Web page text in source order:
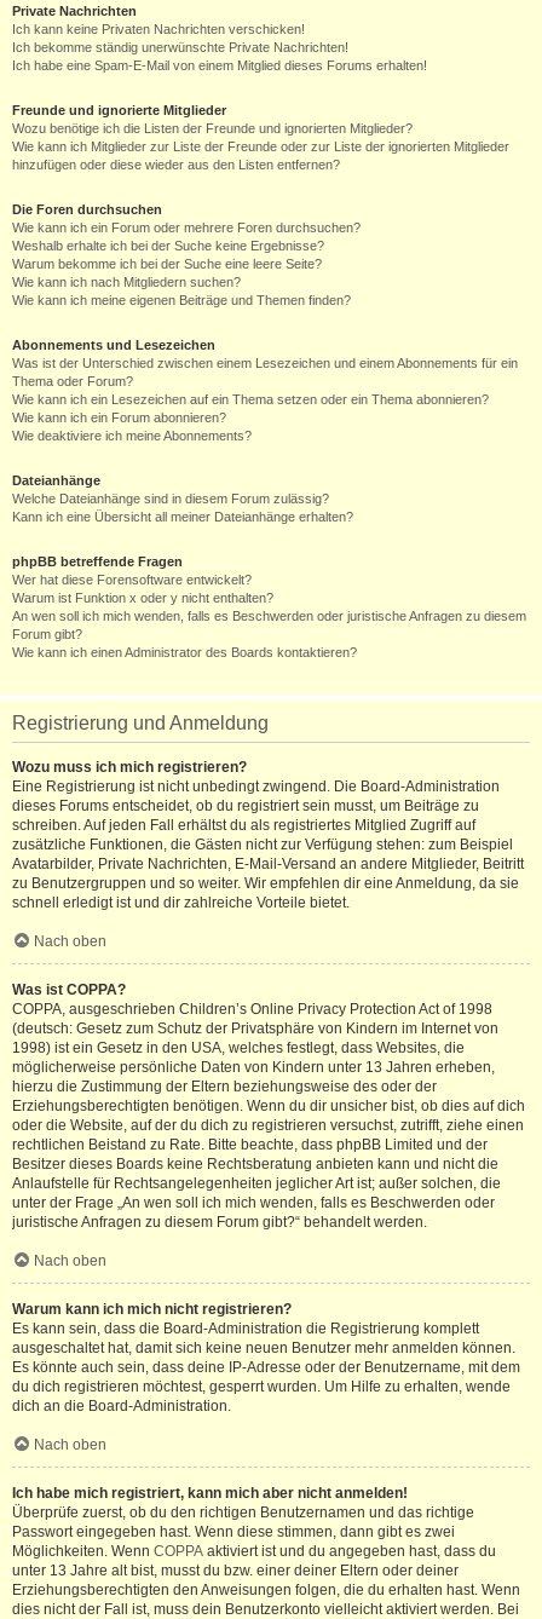
Private Nachrichten
Ich kann keine Privaten Nachrichten verschicken!
Ich bekomme ständig unerwünschte Private Nachrichten!
Ich habe eine Spam-E-Mail von einem Mitglied dieses Forums erhalten!
Freunde und ignorierte Mitglieder
Wozu benötige ich die Listen der Freunde und ignorierten Mitglieder?
Wie kann ich Mitglieder zur Liste der Freunde oder zur Liste der ignorierten Mitglieder
hinzufügen oder diese wieder aus den Listen entfernen?
Die Foren durchsuchen
Wie kann ich ein Forum oder mehrere Foren durchsuchen?
Weshalb erhalte ich bei der Suche keine Ergebnisse?
Warum bekomme ich bei der Suche eine leere Seite?
Wie kann ich nach Mitgliedern suchen?
Wie kann ich meine eigenen Beiträge und Themen finden?
Abonnements und Lesezeichen
Was ist der Unterschied zwischen einem Lesezeichen und einem Abonnements für ein
Thema oder Forum?
Wie kann ich ein Lesezeichen auf ein Thema setzen oder ein Thema abonnieren?
Wie kann ich ein Forum abonnieren?
Wie deaktiviere ich meine Abonnements?
Dateianhänge
Welche Dateianhänge sind in diesem Forum zulässig?
Kann ich eine Übersicht all meiner Dateianhänge erhalten?
phpBB betreffende Fragen
Wer hat diese Forensoftware entwickelt?
Warum ist Funktion x oder y nicht enthalten?
An wen soll ich mich wenden, falls es Beschwerden oder juristische Anfragen zu diesem
Forum gibt?
Wie kann ich einen Administrator des Boards kontaktieren?
Registrierung und Anmeldung
Wozu muss ich mich registrieren?
Eine Registrierung ist nicht unbedingt zwingend. Die Board-Administration
dieses Forums entscheidet, ob du registriert sein musst, um Beiträge zu
schreiben. Auf jeden Fall erhältst du als registriertes Mitglied Zugriff auf
zusätzliche Funktionen, die Gästen nicht zur Verfügung stehen: zum Beispiel
Avatarbilder, Private Nachrichten, E-Mail-Versand an andere Mitglieder, Beitritt
zu Benutzergruppen und so weiter. Wir empfehlen dir eine Anmeldung, da sie
schnell erledigt ist und dir zahlreiche Vorteile bietet.
Nach oben
Was ist COPPA?
COPPA, ausgeschrieben Children’s Online Privacy Protection Act of 1998
(deutsch: Gesetz zum Schutz der Privatsphäre von Kindern im Internet von
1998) ist ein Gesetz in den USA, welches festlegt, dass Websites, die
möglicherweise persönliche Daten von Kindern unter 13 Jahren erheben,
hierzu die Zustimmung der Eltern beziehungsweise des oder der
Erziehungsberechtigten benötigen. Wenn du dir unsicher bist, ob dies auf dich
oder die Website, auf der du dich zu registrieren versuchst, zutrifft, ziehe einen
rechtlichen Beistand zu Rate. Bitte beachte, dass phpBB Limited und der
Besitzer dieses Boards keine Rechtsberatung anbieten kann und nicht die
Anlaufstelle für Rechtsangelegenheiten jeglicher Art ist; außer solchen, die
unter der Frage „An wen soll ich mich wenden, falls es Beschwerden oder
juristische Anfragen zu diesem Forum gibt?“ behandelt werden.
Nach oben
Warum kann ich mich nicht registrieren?
Es kann sein, dass die Board-Administration die Registrierung komplett
ausgeschaltet hat, damit sich keine neuen Benutzer mehr anmelden können.
Es könnte auch sein, dass deine IP-Adresse oder der Benutzername, mit dem
du dich registrieren möchtest, gesperrt wurden. Um Hilfe zu erhalten, wende
dich an die Board-Administration.
Nach oben
Ich habe mich registriert, kann mich aber nicht anmelden!
Überprüfe zuerst, ob du den richtigen Benutzernamen und das richtige
Passwort eingegeben hast. Wenn diese stimmen, dann gibt es zwei
Möglichkeiten. Wenn COPPA aktiviert ist und du angegeben hast, dass du
unter 13 Jahre alt bist, musst du bzw. einer deiner Eltern oder deiner
Erziehungsberechtigten den Anweisungen folgen, die du erhalten hast. Wenn
dies nicht der Fall ist, muss dein Benutzerkonto vielleicht aktiviert werden. Bei